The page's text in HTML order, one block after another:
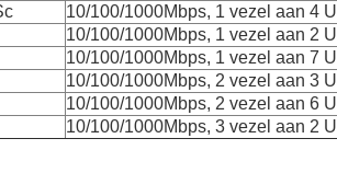
10/100/1000Mbps, 1 vezel aan 4
10/100/1000Mbps, 1 vezel aan 2
10/100/1000Mbps, 1 vezel aan 7
10/100/1000Mbps, 2 vezel aan 3
10/100/1000Mbps, 2 vezel aan 6
10/100/1000Mbps, 3 vezel aan 2